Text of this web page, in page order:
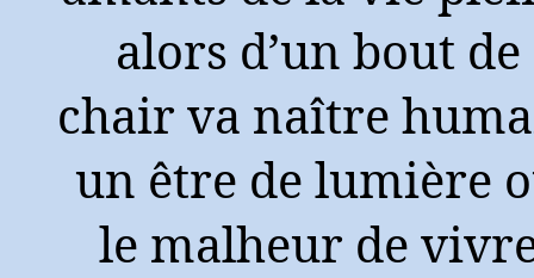
alors d’un bout de
chair va naître
un être de lumière
le malheur de